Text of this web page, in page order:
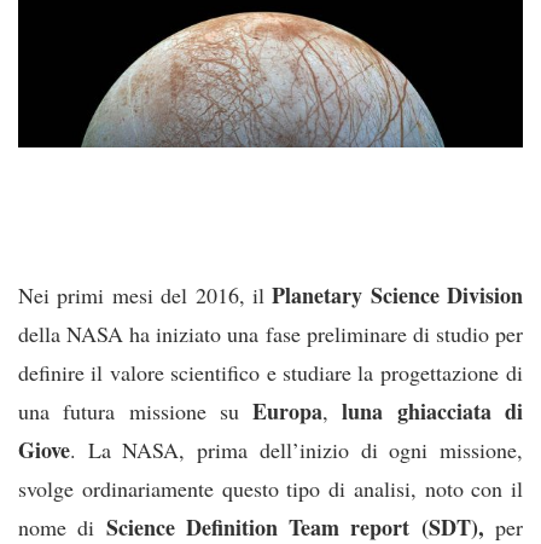
Nei primi mesi del 2016, ilPlanetary Science Division
della NASA ha iniziato una fase preliminare di studio per
definire il valore scientifico e studiare la progettazione di
una futura missione suEuropa,luna ghiacciata di
Giove. La NASA, prima dell’inizio di ogni missione,
svolge ordinariamente questo tipo di analisi, noto con il
nome di Science Definition Team report (SDT), per